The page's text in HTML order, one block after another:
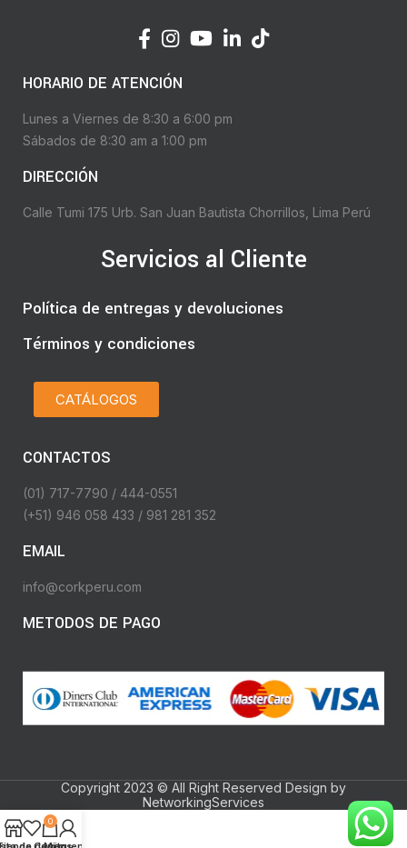
HORARIO DE ATENCIÓN
Lunes a Viernes de 8:30 a 6:00 pm
Sábados de 8:30 am a 1:00 pm
DIRECCIÓN
Calle Tumi 175 Urb. San Juan Bautista Chorrillos, Lima Perú
Servicios al Cliente
Política de entregas y devoluciones
Términos y condiciones
CATÁLOGOS
CONTACTOS
(01) 717-7790 / 444-0551
(+51) 946 058 433 / 981 281 352
EMAIL
info@corkperu.com
METODOS DE PAGO
Copyright 2023 © All Right Reserved Design by
NetworkingServices
0